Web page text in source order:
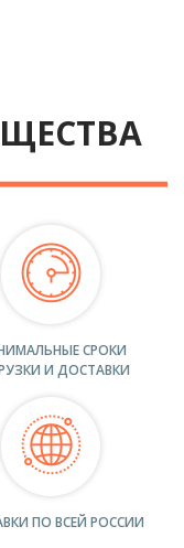
СРОКИ
И ДОСТАВКИ
ПО ВСЕЙ РОССИИ